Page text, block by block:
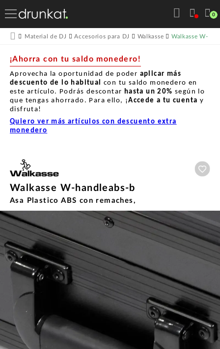
0
Material de DJ Accesorios para DJ Walkasse Walkasse W-
¡Ahorra con tu saldo monedero!
Aprovecha la oportunidad de poder aplicar más
descuento de lo habitual con tu saldo monedero en
este artículo. Podrás descontar hasta un 20% según lo
que tengas ahorrado. Para ello, ¡Accede a tu cuenta y
disfruta!
Quiero ver más artículos con descuento extra
monedero
Walkasse W-handleabs-b
Asa Plastico ABS con remaches,